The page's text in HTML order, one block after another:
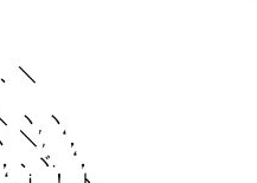
ヽ
', ‘，
ヾ. ‘，